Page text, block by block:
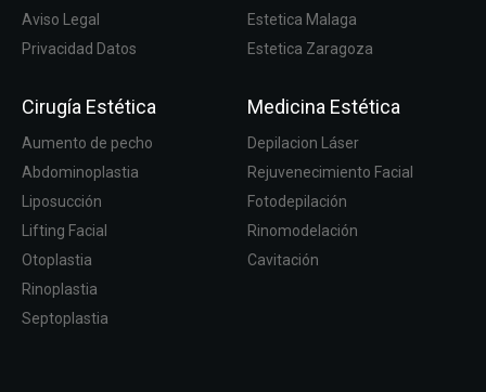
Aviso Legal
Privacidad Datos
Estetica Malaga
Estetica Zaragoza
Cirugía Estética
Aumento de pecho
Abdominoplastia
Liposucción
Lifting Facial
Otoplastia
Rinoplastia
Septoplastia
Medicina Estética
Depilacion Láser
Rejuvenecimiento Facial
Fotodepilación
Rinomodelación
Cavitación